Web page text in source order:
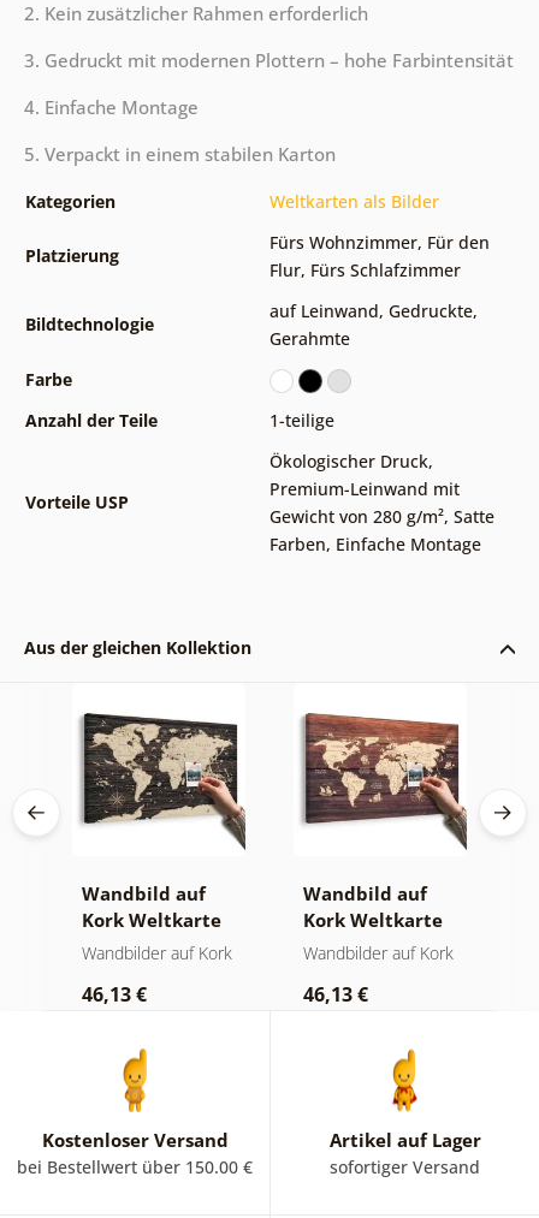
2. Kein zusätzlicher Rahmen erforderlich
3. Gedruckt mit modernen Plottern – hohe Farbintensität
4. Einfache Montage
5. Verpackt in einem stabilen Karton
Kategorien Weltkarten als Bilder
Platzierung
Fürs Wohnzimmer, Für den
Flur, Fürs Schlafzimmer
Bildtechnologie
auf Leinwand, Gedruckte,
Gerahmte
Farbe
Anzahl der Teile
1-teilige
Vorteile USP
Ökologischer Druck,
Premium-Leinwand mit
Gewicht von 280 g/m², Satte
Farben, Einfache Montage
Aus der gleichen Kollektion
Wandbild auf
Kork Weltkarte
auf hölzernem
Wandbilder auf Kork
46,13 €
Wandbild auf
Kork Weltkarte
auf Holz
Wandbilder auf Kork
46,13 €
Kostenloser Versand
bei Bestellwert über 150.00 €
Artikel auf Lager
sofortiger Versand